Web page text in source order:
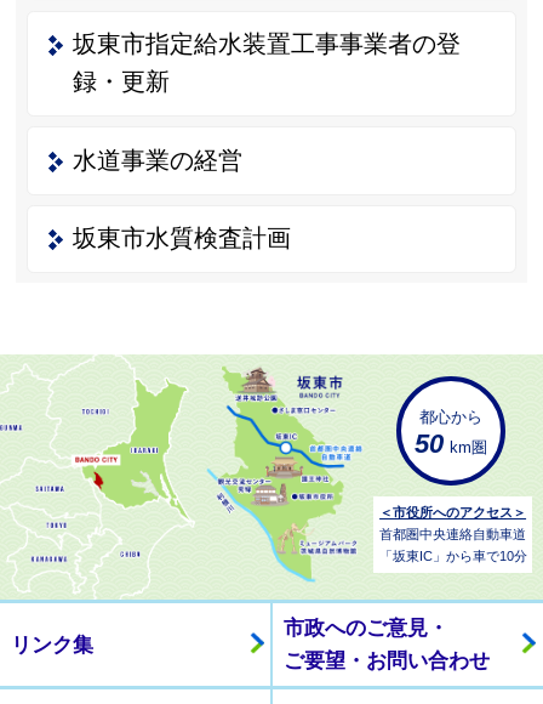
坂東市指定給水装置工事事業者の登
録・更新
水道事業の経営
坂東市水質検査計画
都心から
50 km圏
＜市役所へのアクセス＞
首都圏中央連絡自動車道
「坂東IC」から車で10分
リンク集
市政へのご意見・
ご要望・お問い合わせ